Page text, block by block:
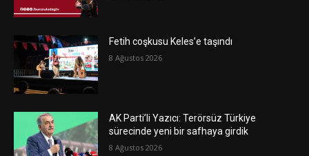
Fetih coşkusu Keles’e taşındı
8 Ağustos 2026
AK Parti’li Yazıcı: Terörsüz Türkiye
sürecinde yeni bir safhaya girdik
8 Ağustos 2026